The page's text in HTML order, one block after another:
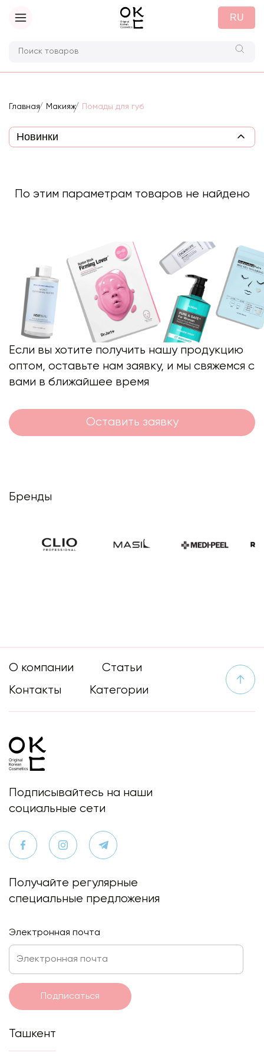
RU
Главная Макияж Помады для губ
По этим параметрам товаров не найдено
Если вы хотите получить нашу продукцию
оптом, оставьте нам заявку, и мы свяжемся с
вами в ближайшее время
Оставить заявку
Бренды
О компании
Статьи
Контакты
Категории
Подписывайтесь на наши
социальные сети
Получайте регулярные
специальные предложения
Электронная почта
Подписаться
Ташкент